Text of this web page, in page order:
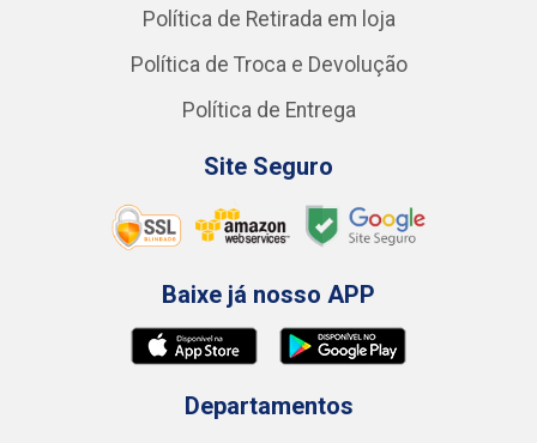
Política de Retirada em loja
Política de Troca e Devolução
Política de Entrega
Site Seguro
Baixe já nosso APP
Departamentos